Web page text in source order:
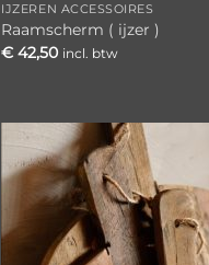
IJZEREN ACCESSOIRES
Raamscherm ( ijzer )
€ 42,50 incl. btw